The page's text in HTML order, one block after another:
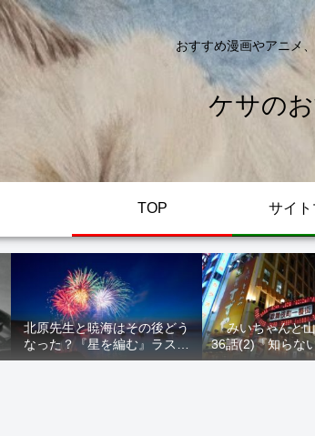
おすすめ漫画やアニメ
ケサの
TOP サイ
北原先生と暁海はその後どう
なった？『星を編む』ラスト
をネタバレ解説
『みいちゃんと
36話(2)『知らな
らない』最新話